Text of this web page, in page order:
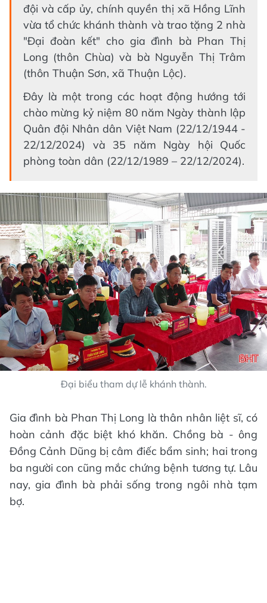
đội và cấp ủy, chính quyền thị xã Hồng Lĩnh
vừa tổ chức khánh thành và trao tặng 2 nhà
"Đại đoàn kết" cho gia đình bà Phan Thị
Long (thôn Chùa) và bà Nguyễn Thị Trâm
(thôn Thuận Sơn, xã Thuận Lộc).
Đây là một trong các hoạt động hướng tới
chào mừng kỷ niệm 80 năm Ngày thành lập
Quân đội Nhân dân Việt Nam (22/12/1944 -
22/12/2024) và 35 năm Ngày hội Quốc
phòng toàn dân (22/12/1989 – 22/12/2024).
Đại biểu tham dự lễ khánh thành.
Gia đình bà Phan Thị Long là thân nhân liệt sĩ, có
hoàn cảnh đặc biệt khó khăn. Chồng bà - ông
Đồng Cảnh Dũng bị câm điếc bẩm sinh; hai trong
ba người con cũng mắc chứng bệnh tương tự. Lâu
nay, gia đình bà phải sống trong ngôi nhà tạm
bợ.